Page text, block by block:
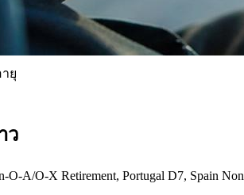
ยุ
ว
X Retirement, Portugal D7, Spain Non-